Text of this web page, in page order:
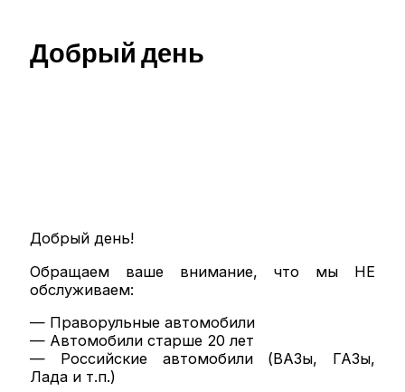
Техобслуживание
MITSUBISHI ТО
MITSUBISHI диагностика
MAZDA диагностика
Кузовной ремонт
Кузовной ремонт
Покраска
Полезное
Примеры работ
Видео отзывы
Добрый день
Добрый день!
Обращаем ваше внимание, что мы НЕ
обслуживаем:
— Праворульные автомобили
— Автомобили старше 20 лет
— Российские автомобили (ВАЗы, ГАЗы,
Лада и т.п.)